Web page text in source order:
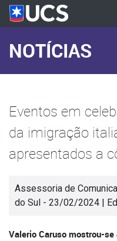
NOTÍCIAS
Eventos em
da imigração
apresentados a
Assessoria de
do Sul - 23/02/2024 |
Valerio Caruso mostrou-